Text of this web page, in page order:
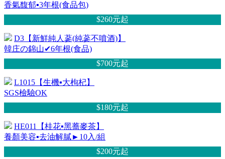
香氣馥郁▪3年根(食品包)
$260元起
D3【新鮮純人蔘(純蔘不噴酒)】
韓庄の錦山✔6年根(食品)
$700元起
L1015【生機▪大枸杞】
SGS檢驗OK
$180元起
HE011【桂花▪黑蕎麥茶】
養顏美容▪去油解膩►10入/組
$200元起